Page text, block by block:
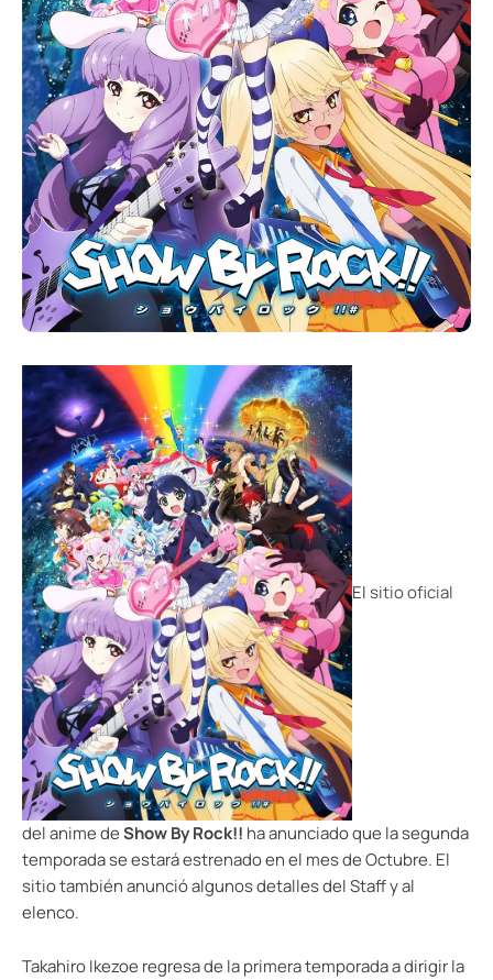
Elsitio oficial
del anime deShow By Rock!! ha anunciado que la segunda
temporada se estará estrenado en el mes de Octubre. El
sitio también anunció algunos detalles del Staff y al
elenco.
Takahiro Ikezoe regresa de la primera temporada a dirigir la